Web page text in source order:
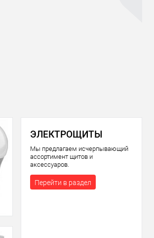
ЭЛЕКТРОЩИТЫ
Мы предлагаем исчерпывающий
ассортимент щитов и
аксессуаров.
Перейти в раздел